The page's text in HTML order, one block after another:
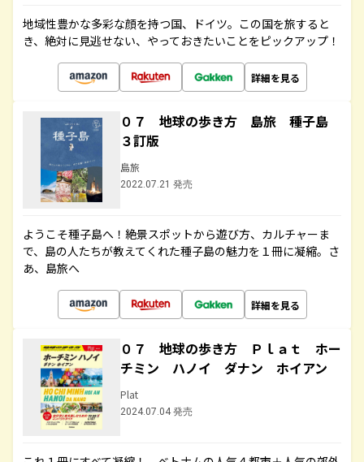
地域性豊かな多彩な顔を持つ国、ドイツ。この国を旅すると
き、絶対に見逃せない、やっておきたいことをピックアップ！
詳細を見る
０７ 地球の歩き方 島旅 種子島
３訂版
島旅
2022.07.21 発売
ようこそ種子島へ！絶景スポットから遊び方、カルチャーま
で、島の人たちが教えてくれた種子島の魅力を１冊に凝縮。さ
あ、島旅へ
詳細を見る
０７ 地球の歩き方 Ｐｌａｔ ホー
チミン ハノイ ダナン ホイアン
Plat
2024.07.04 発売